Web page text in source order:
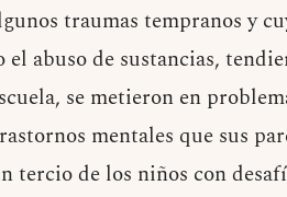
traumas tempranos y
abuso de sustancias,
se metieron en
mentales que sus
tercio de los niños con